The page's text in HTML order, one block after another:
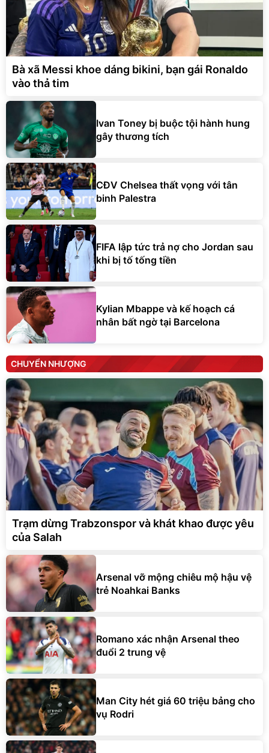
Bà xã Messi khoe dáng bikini, bạn gái Ronaldo
vào thả tim
Ivan Toney bị buộc tội hành hung
gây thương tích
CĐV Chelsea thất vọng với tân
binh Palestra
FIFA lập tức trả nợ cho Jordan sau
khi bị tố tống tiền
Kylian Mbappe và kế hoạch cá
nhân bất ngờ tại Barcelona
CHUYỂN NHƯỢNG
Trạm dừng Trabzonspor và khát khao được yêu
của Salah
Arsenal vỡ mộng chiêu mộ hậu vệ
trẻ Noahkai Banks
Romano xác nhận Arsenal theo
đuổi 2 trung vệ
Man City hét giá 60 triệu bảng cho
vụ Rodri